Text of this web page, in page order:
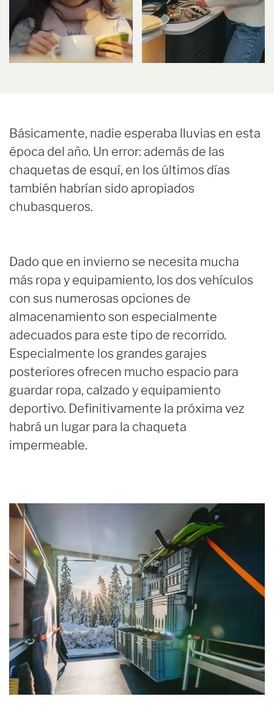
Básicamente, nadie esperaba lluvias en esta
época del año. Un error: además de las
chaquetas de esquí, en los últimos días
también habrían sido apropiados
chubasqueros.
Dado que en invierno se necesita mucha
más ropa y equipamiento, los dos vehículos
con sus numerosas opciones de
almacenamiento son especialmente
adecuados para este tipo de recorrido.
Especialmente los grandes garajes
posteriores ofrecen mucho espacio para
guardar ropa, calzado y equipamiento
deportivo. Definitivamente la próxima vez
habrá un lugar para la chaqueta
impermeable.